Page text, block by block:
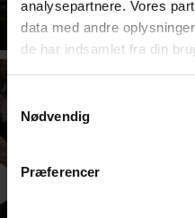
analysepartnere. Vores
data med andre
de har indsamlet fra din
Samtykkevalg
Nødvendig
Præferencer